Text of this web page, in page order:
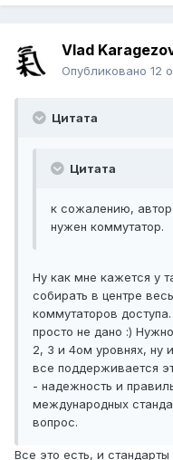
Vlad
Опубликовано 12
Цитата
Цитата
к сожалению, автор
нужен коммутатор.
Ну как мне кажется у
собирать в центре
коммутаторов
просто не дано :)
2, 3 и 4ом уровнях, ну
все поддерживается
- надежность и
международных
вопрос.
Все это есть, и